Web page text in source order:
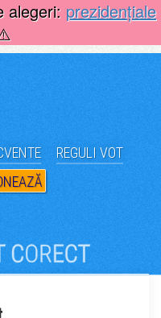
alegeri: prezidențiale
REGULI VOT